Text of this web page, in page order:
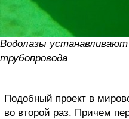
Водолазы
трубопровода
Подобный проект в
во второй раз. Причем